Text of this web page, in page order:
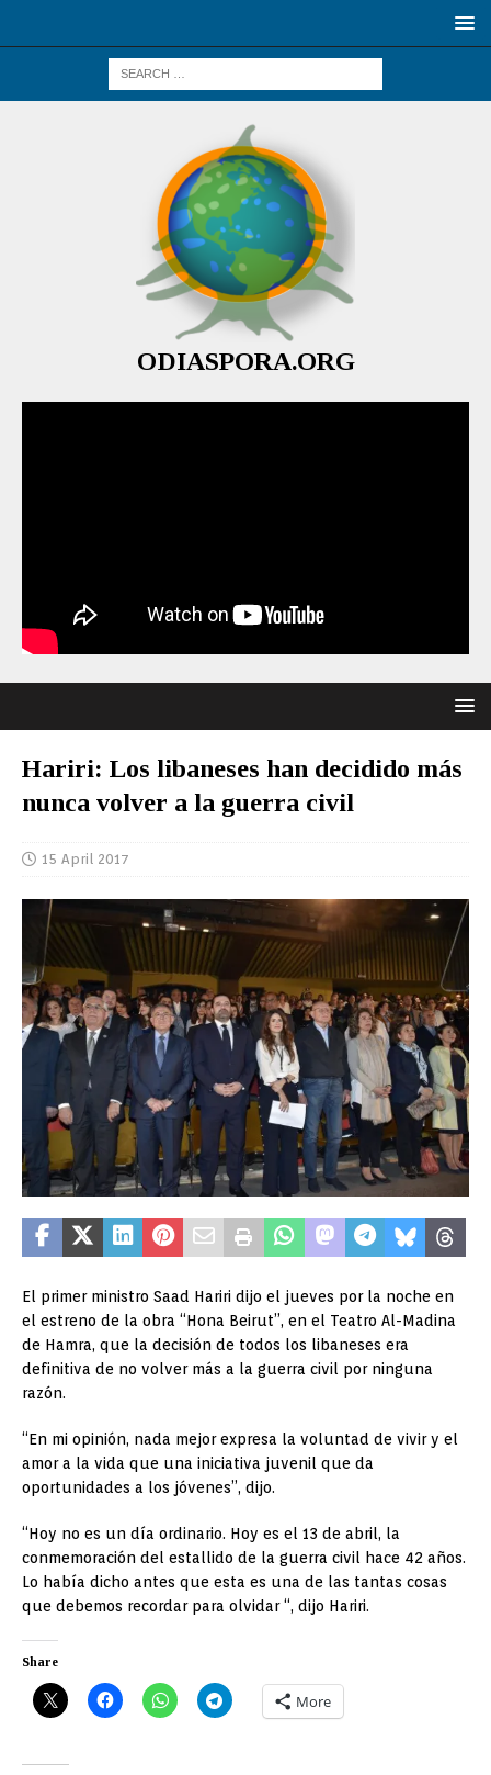
ODIASPORA.ORG
Hariri: Los libaneses han decidido más
nunca volver a la guerra civil
15 April 2017
El primer ministro Saad Hariri dijo el jueves por la noche en
el estreno de la obra “Hona Beirut”, en el Teatro Al-Madina
de Hamra, que la decisión de todos los libaneses era
definitiva de no volver más a la guerra civil por ninguna
razón.
“En mi opinión, nada mejor expresa la voluntad de vivir y el
amor a la vida que una iniciativa juvenil que da
oportunidades a los jóvenes”, dijo.
“Hoy no es un día ordinario. Hoy es el 13 de abril, la
conmemoración del estallido de la guerra civil hace 42 años.
Lo había dicho antes que esta es una de las tantas cosas
que debemos recordar para olvidar “, dijo Hariri.
Share
More